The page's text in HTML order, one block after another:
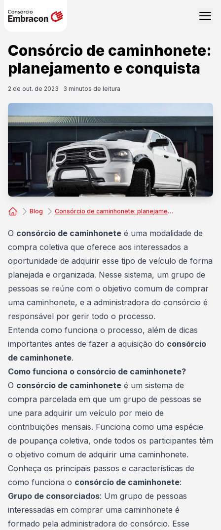
Consórcio de caminhonete:
planejamento e conquista
2 de out. de 2023 3 minutos de leitura
Blog Consórcio de caminhonete: planejamento e conquista
O consórcio de caminhonete é uma modalidade de
compra coletiva que oferece aos interessados a
oportunidade de adquirir esse tipo de veículo de forma
planejada e organizada. Nesse sistema, um grupo de
pessoas se reúne com o objetivo comum de comprar
uma caminhonete, e a administradora do consórcio é
responsável por gerir todo o processo.
Entenda como funciona o processo, além de dicas
importantes antes de fazer a aquisição do consórcio
de caminhonete.
Como funciona o consórcio de caminhonete?
O consórcio de caminhonete é um sistema de
compra parcelada em que um grupo de pessoas se
une para adquirir um veículo por meio de
contribuições mensais. Funciona como uma espécie
de poupança coletiva, onde todos os participantes têm
o objetivo comum de adquirir uma caminhonete.
Conheça os principais passos e características de
como funciona o consórcio de caminhonete:
Grupo de consorciados: Um grupo de pessoas
interessadas em comprar uma caminhonete é
formado pela administradora do consórcio. Esse